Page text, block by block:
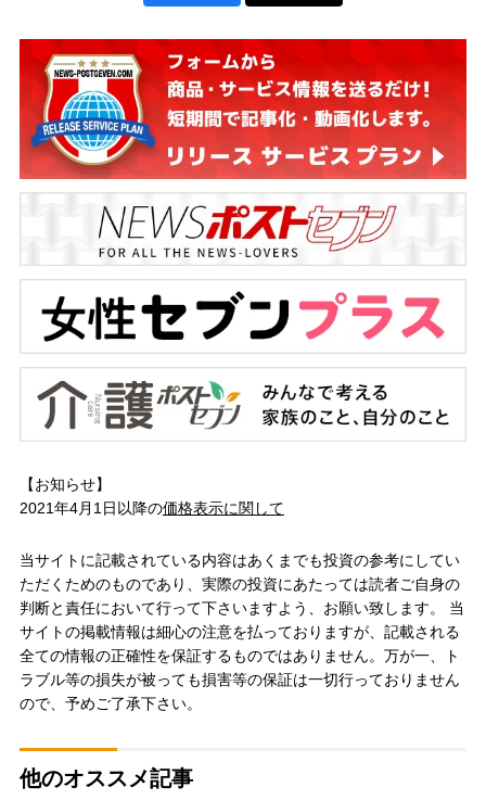
【お知らせ】
2021年4月1日以降の価格表示に関して
当サイトに記載されている内容はあくまでも投資の参考にしてい
ただくためのものであり、実際の投資にあたっては読者ご自身の
判断と責任において行って下さいますよう、お願い致します。 当
サイトの掲載情報は細心の注意を払っておりますが、記載される
全ての情報の正確性を保証するものではありません。万が一、ト
ラブル等の損失が被っても損害等の保証は一切行っておりません
ので、予めご了承下さい。
他のオススメ記事